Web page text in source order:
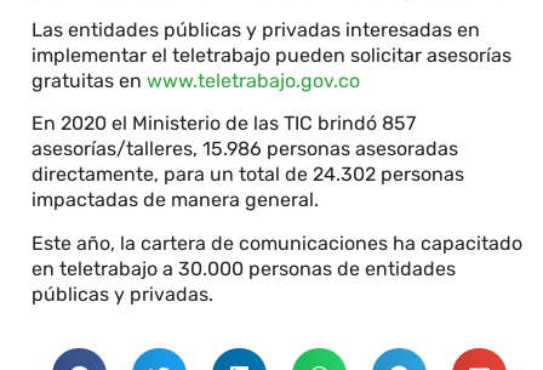
Las entidades públicas y privadas interesadas en
implementar el teletrabajo pueden solicitar asesorías
gratuitas enwww.teletrabajo.gov.co
En 2020 el Ministerio de las TIC brindó 857
asesorías/talleres, 15.986 personas asesoradas
directamente, para un total de 24.302 personas
impactadas de manera general.
Este año, la cartera de comunicaciones ha capacitado
en teletrabajo a 30.000 personas de entidades
públicas y privadas.